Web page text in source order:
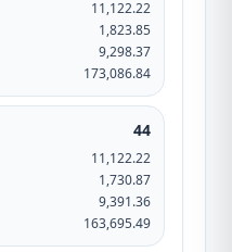
11,122.22
1,823.85
9,298.37
173,086.84
44
11,122.22
1,730.87
9,391.36
163,695.49